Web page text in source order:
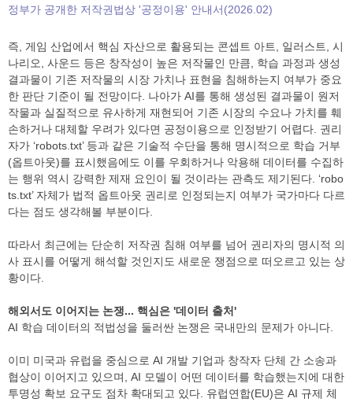
정부가 공개한 저작권법상 '공정이용' 안내서(2026.02)
즉, 게임 산업에서 핵심 자산으로 활용되는 콘셉트 아트, 일러스트, 시
나리오, 사운드 등은 창작성이 높은 저작물인 만큼, 학습 과정과 생성
결과물이 기존 저작물의 시장 가치나 표현을 침해하는지 여부가 중요
한 판단 기준이 될 전망이다. 나아가 AI를 통해 생성된 결과물이 원저
작물과 실질적으로 유사하게 재현되어 기존 시장의 수요나 가치를 훼
손하거나 대체할 우려가 있다면 공정이용으로 인정받기 어렵다. 권리
자가 ‘robots.txt’ 등과 같은 기술적 수단을 통해 명시적으로 학습 거부
(옵트아웃)를 표시했음에도 이를 우회하거나 악용해 데이터를 수집하
는 행위 역시 강력한 제재 요인이 될 것이라는 관측도 제기된다. ‘robo
ts.txt’ 자체가 법적 옵트아웃 권리로 인정되는지 여부가 국가마다 다르
다는 점도 생각해볼 부분이다.
따라서 최근에는 단순히 저작권 침해 여부를 넘어 권리자의 명시적 의
사 표시를 어떻게 해석할 것인지도 새로운 쟁점으로 떠오르고 있는 상
황이다.
해외서도 이어지는 논쟁... 핵심은 '데이터 출처'
AI 학습 데이터의 적법성을 둘러싼 논쟁은 국내만의 문제가 아니다.
이미 미국과 유럽을 중심으로 AI 개발 기업과 창작자 단체 간 소송과
협상이 이어지고 있으며, AI 모델이 어떤 데이터를 학습했는지에 대한
투명성 확보 요구도 점차 확대되고 있다. 유럽연합(EU)은 AI 규제 체